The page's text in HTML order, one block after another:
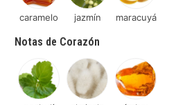
caramelo jazmín maracuyá
Notas de Corazón